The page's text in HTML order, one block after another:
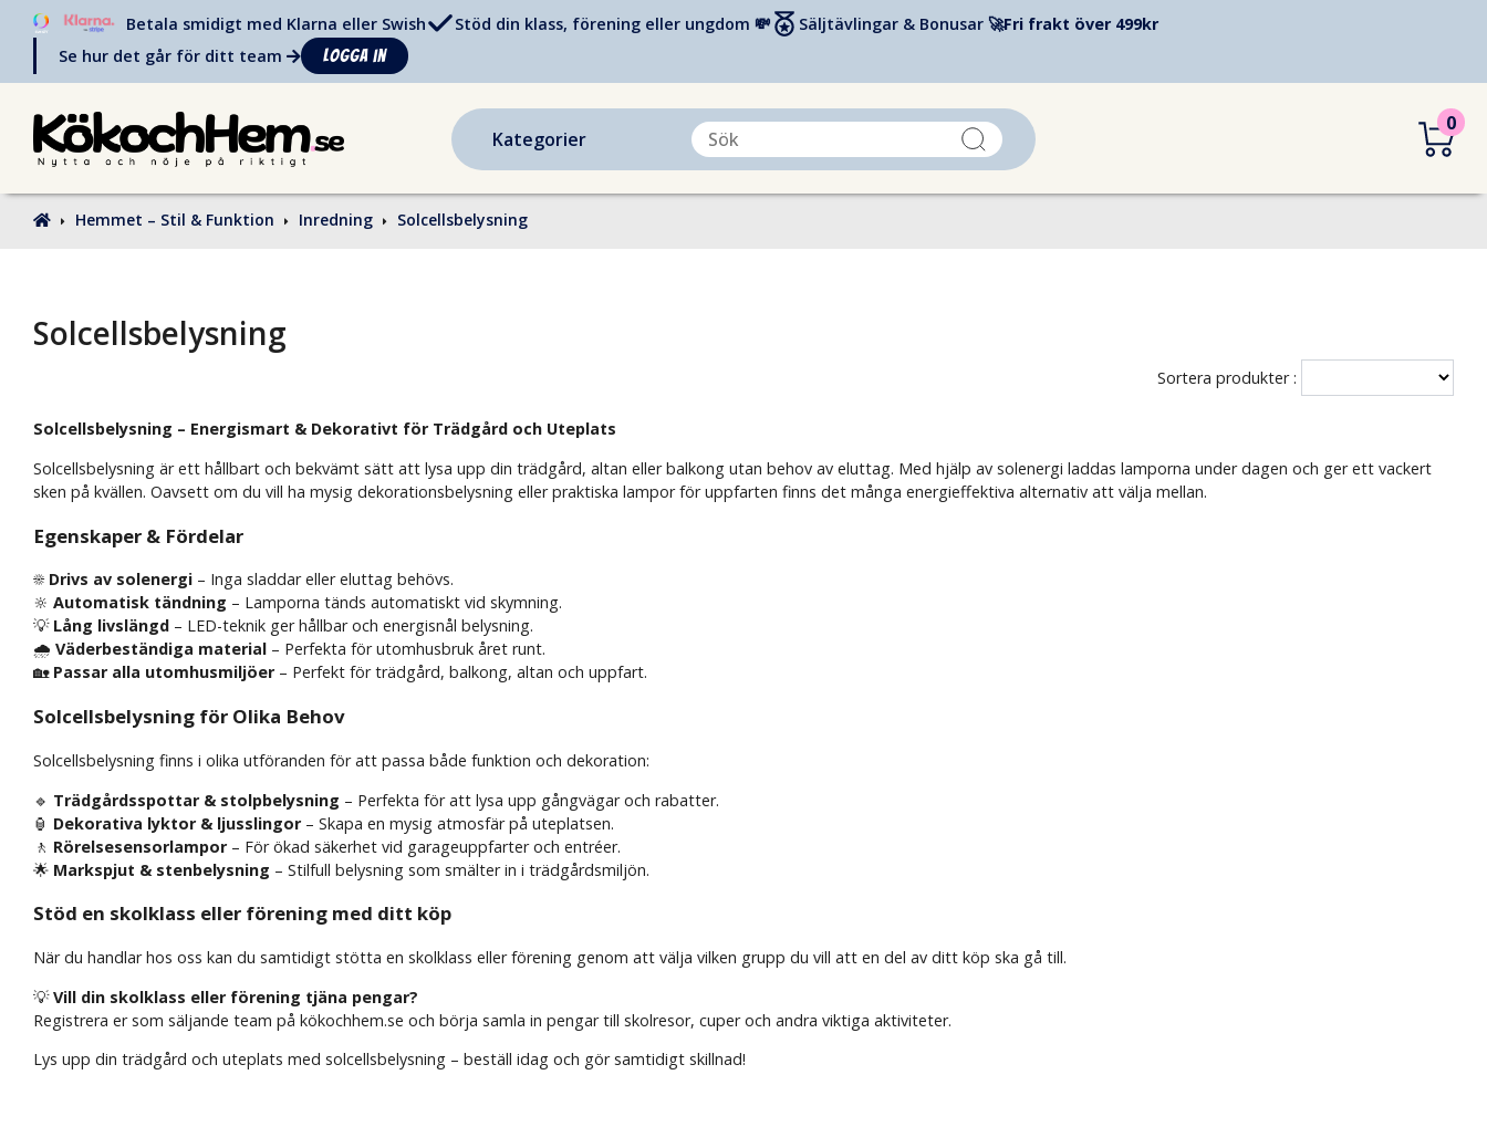
Betala smidigt med Klarna eller Swish Stöd din klass, förening eller ungdom 💸 Säljtävlingar & Bonusar 🚀Fri frakt över 499kr
Se hur det går för ditt team
Logga in
Kategorier
0
Hemmet – Stil & Funktion Inredning Solcellsbelysning
Solcellsbelysning
Sortera produkter :
Solcellsbelysning – Energismart & Dekorativt för Trädgård och Uteplats
Solcellsbelysning är ett hållbart och bekvämt sätt att lysa upp din trädgård, altan eller balkong utan behov av eluttag. Med hjälp av solenergi laddas lamporna under dagen och ger ett vackert
sken på kvällen. Oavsett om du vill ha mysig dekorationsbelysning eller praktiska lampor för uppfarten finns det många energieffektiva alternativ att välja mellan.
Egenskaper & Fördelar
☀️ Drivs av solenergi – Inga sladdar eller eluttag behövs.
🔆 Automatisk tändning – Lamporna tänds automatiskt vid skymning.
💡 Lång livslängd – LED-teknik ger hållbar och energisnål belysning.
🌧️ Väderbeständiga material – Perfekta för utomhusbruk året runt.
🏡 Passar alla utomhusmiljöer– Perfekt för trädgård, balkong, altan och uppfart.
Solcellsbelysning för Olika Behov
Solcellsbelysning finns i olika utföranden för att passa både funktion och dekoration:
🔹 Trädgårdsspottar & stolpbelysning – Perfekta för att lysa upp gångvägar och rabatter.
🏮 Dekorativa lyktor & ljusslingor– Skapa en mysig atmosfär på uteplatsen.
🚶 Rörelsesensorlampor– För ökad säkerhet vid garageuppfarter och entréer.
🌟 Markspjut & stenbelysning – Stilfull belysning som smälter in i trädgårdsmiljön.
Stöd en skolklass eller förening med ditt köp
När du handlar hos oss kan du samtidigt stötta en skolklass eller förening genom att välja vilken grupp du vill att en del av ditt köp ska gå till.
💡Vill din skolklass eller förening tjäna pengar?
Registrera er som säljande team på kökochhem.se och börja samla in pengar till skolresor, cuper och andra viktiga aktiviteter.
Lys upp din trädgård och uteplats med solcellsbelysning – beställ idag och gör samtidigt skillnad!